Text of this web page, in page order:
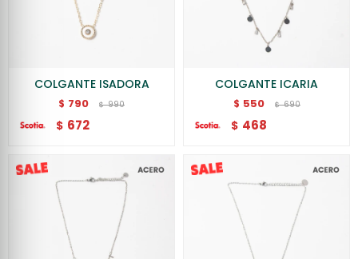
COLGANTE ISADORA
$ 790 $ 990
$ 672
COLGANTE ICARIA
$ 550 $ 690
$ 468